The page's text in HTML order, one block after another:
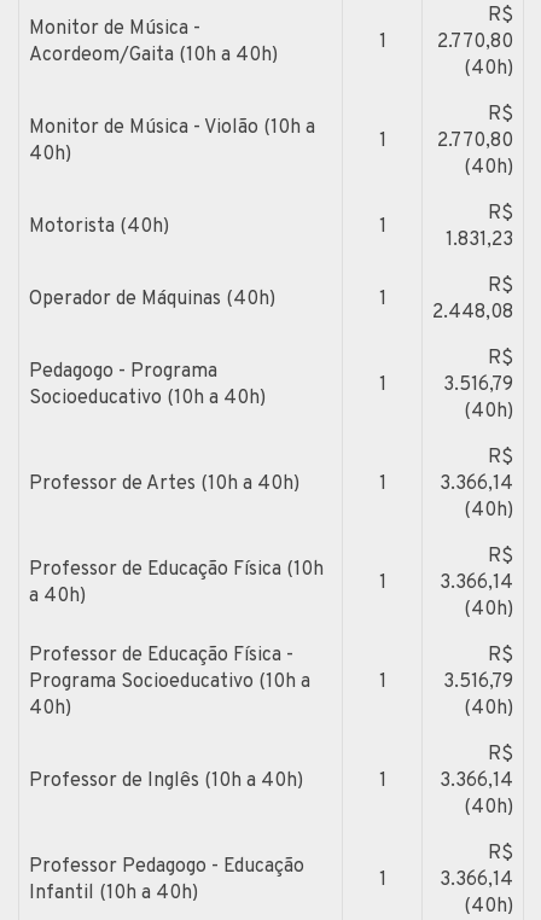
Monitor de Música -
Acordeom/Gaita (10h a 40h)
1
R$
2.770,80
(40h)
Monitor de Música - Violão (10h a
40h)
1
R$
2.770,80
(40h)
Motorista (40h) 1
R$
1.831,23
Operador de Máquinas (40h) 1
R$
2.448,08
Pedagogo - Programa
Socioeducativo (10h a 40h)
1
R$
3.516,79
(40h)
Professor de Artes (10h a 40h) 1
R$
3.366,14
(40h)
Professor de Educação Física (10h
a 40h)
1
R$
3.366,14
(40h)
Professor de Educação Física -
Programa Socioeducativo (10h a
40h)
1
R$
3.516,79
(40h)
Professor de Inglês (10h a 40h) 1
R$
3.366,14
(40h)
Professor Pedagogo - Educação
Infantil (10h a 40h)
1
R$
3.366,14
(40h)